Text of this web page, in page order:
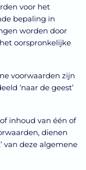
voor het
bepaling in
worden door
oorspronkelijke
voorwaarden zijn
‘naar de geest’
inhoud van één of
dienen
van deze algemene